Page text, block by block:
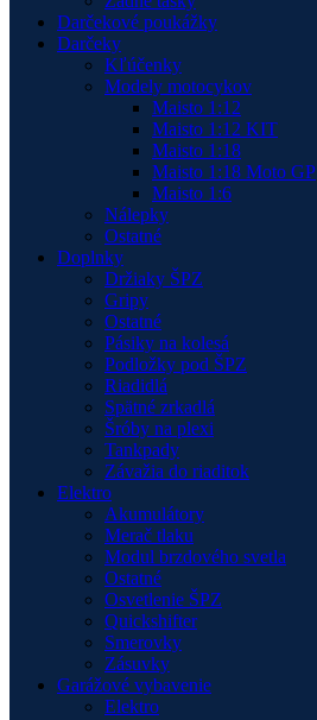
Darčekové poukážky
Darčeky
Kľúčenky
Modely motocykov
Maisto 1:12
Maisto 1:12 KIT
Maisto 1:18
Maisto 1:18 Moto GP
Maisto 1:6
Nálepky
Ostatné
Doplnky
Držiaky ŠPZ
Gripy
Ostatné
Pásiky na kolesá
Podložky pod ŠPZ
Riadidlá
Spätné zrkadlá
Šróby na plexi
Tankpady
Závažia do riaditok
Elektro
Akumulátory
Merač tlaku
Modul brzdového svetla
Ostatné
Osvetlenie ŠPZ
Quickshifter
Smerovky
Zásuvky
Garážové vybavenie
Elektro